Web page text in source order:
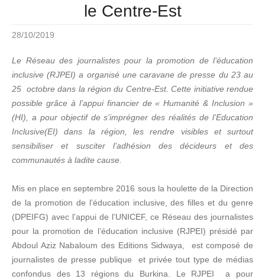
le Centre-Est
28/10/2019
Le Réseau des journalistes pour la promotion de l’éducation
inclusive (RJPEI) a organisé une caravane de presse du 23 au
25 octobre dans la région du Centre-Est. Cette initiative rendue
possible grâce à l’appui financier de « Humanité & Inclusion »
(HI), a pour objectif de s’imprégner des réalités de l’Education
Inclusive(EI) dans la région, les rendre visibles et surtout
sensibiliser et susciter l’adhésion des décideurs et des
communautés à ladite cause.
Mis en place en septembre 2016 sous la houlette de la Direction
de la promotion de l’éducation inclusive, des filles et du genre
(DPEIFG) avec l’appui de l’UNICEF, ce Réseau des journalistes
pour la promotion de l’éducation inclusive (RJPEI) présidé par
Abdoul Aziz Nabaloum des Editions Sidwaya, est composé de
journalistes de presse publique et privée tout type de médias
confondus des 13 régions du Burkina. Le RJPEI a pour